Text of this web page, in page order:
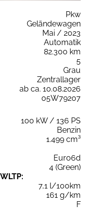
Pkw
Geländewagen
Mai / 2023
Automatik
82.300 km
5
Grau
Zentrallager
ab ca. 10.08.2026
05W79207
100 kW / 136 PS
Benzin
1.499 cm³
Euro6d
4 (Green)
7,1 l/100km
161 g/km
F